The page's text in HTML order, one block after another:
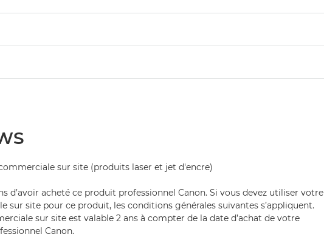
sur site (produits laser et jet d'encre)
d’avoir acheté ce produit professionnel Canon. Si vous devez utiliser votre
sur site pour ce produit, les conditions générales suivantes s’appliquent.
sur site est valable 2 ans à compter de la date d’achat de votre
Canon.